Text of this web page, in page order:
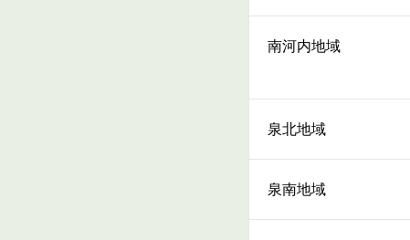
南河内地域
泉北地域
泉南地域